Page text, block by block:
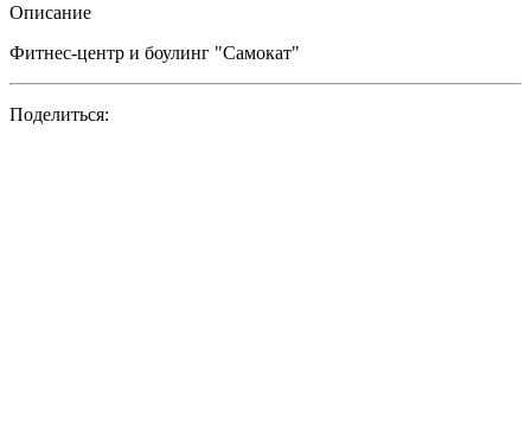
Описание
Фитнес-центр и боулинг "Самокат"
Поделиться: